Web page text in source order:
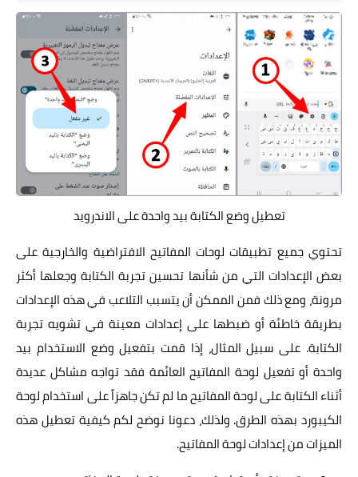
تعطيل وضع الكتابة بيد واحدة على الاندرويد
تحتوي جميع تطبيقات لوحات المفاتيح الافتراضية والخارجية على
بعض الإعدادات التي من شأنها تحسين تجربة الكتابة وجعلها أكثر
مرونة، ومع ذلك فمن الممكن أن يتسبب التلاعب في هذه الإعدادات
بطريقة خاطئة أو ضبطها على إعدادات معينة في تشويه تجربة
الكتابة. على سبيل المثال، إذا قمت بتفعيل وضع الاستخدام بيد
واحدة أو تفعيل لوحة المفاتيح العائمة فقد تواجه مشاكل عديدة
أثناء الكتابة على لوحة المفاتيح ما لم تكن جاهزاً على استخدام لوحة
الكيبورد بهذه الطرق. ولذلك، دعونا نوضح لكم كيفية تعطيل هذه
الميزات من إعدادات لوحة المفاتيح.